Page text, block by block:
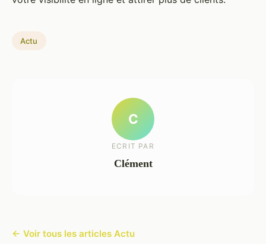
Actu
C
ECRIT PAR
Clément
← Voir tous les articles Actu